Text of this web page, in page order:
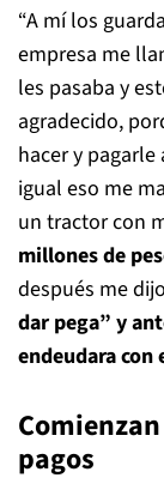
“A mí los
empresa me
les pasaba y
agradecido,
hacer y
igual eso me
un tractor con
millones de
después me dijo
dar pega” y
endeudara con
pagos